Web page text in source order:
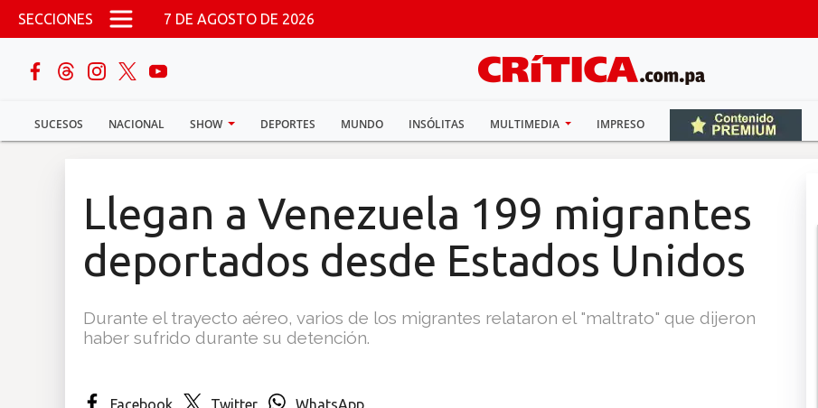
Pasar al contenido principal
SECCIONES 7 DE AGOSTO DE 2026
SUCESOS NACIONAL SHOW DEPORTES MUNDO INSÓLITAS MULTIMEDIA IMPRESO
buscar
Sucesos
Llegan a Venezuela 199 migrantes
deportados desde Estados Unidos
Durante el trayecto aéreo, varios de los migrantes relataron el "maltrato" que dijeron
haber sufrido durante su detención.
Facebook Twitter WhatsApp